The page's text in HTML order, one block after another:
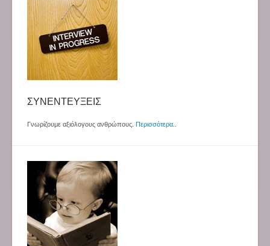
ΣΥΝΕΝΤΕΥΞΕΙΣ
Γνωρίζουμε αξιόλογους ανθρώπους. Περισσότερα